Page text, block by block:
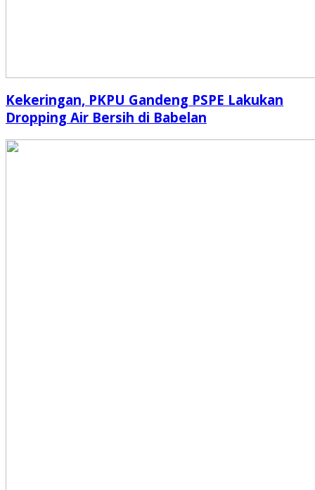
Kekeringan, PKPU Gandeng PSPE Lakukan
Dropping Air Bersih di Babelan